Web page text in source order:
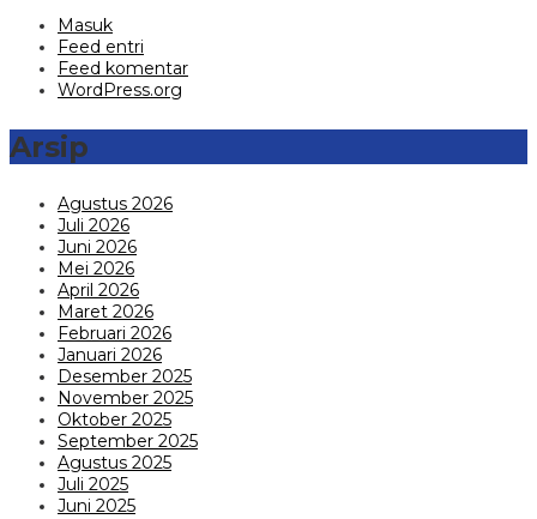
Masuk
Feed entri
Feed komentar
WordPress.org
Arsip
Agustus 2026
Juli 2026
Juni 2026
Mei 2026
April 2026
Maret 2026
Februari 2026
Januari 2026
Desember 2025
November 2025
Oktober 2025
September 2025
Agustus 2025
Juli 2025
Juni 2025